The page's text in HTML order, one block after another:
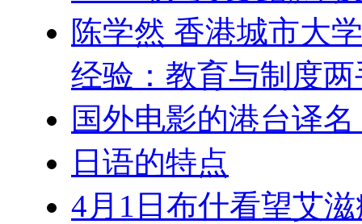
陈学然 香港城市大
经验：教育与制度
国外电影的港台译
日语的特点
4月1日布什看望艾